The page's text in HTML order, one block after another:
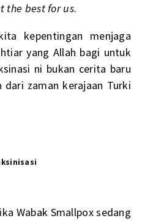
the best for us.
kepentingan menjaga
yang Allah bagi untuk
ni bukan cerita baru
dari zaman kerajaan Turki
Wabak Smallpox sedang